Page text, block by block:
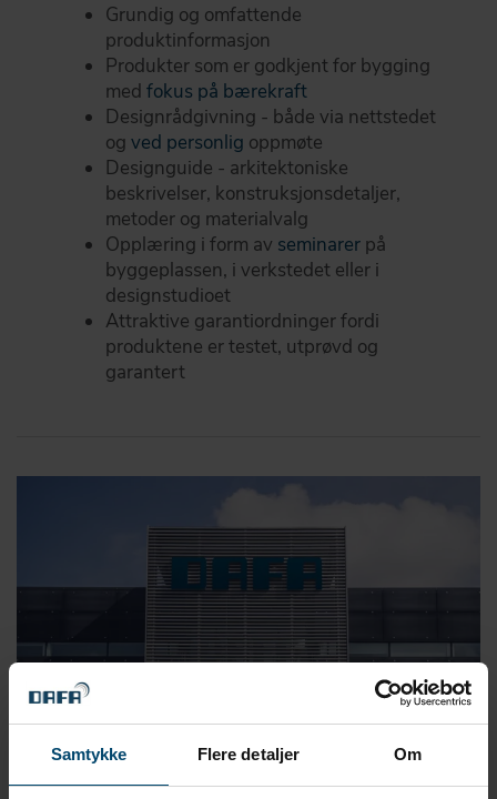
Samtykke Flere detaljer Om
Grundig og omfattende
produktinformasjon
Produkter som er godkjent for bygging
med fokus på bærekraft
Designrådgivning - både via nettstedet
og ved personlig oppmøte
Designguide - arkitektoniske
beskrivelser, konstruksjonsdetaljer,
metoder og materialvalg
Opplæring i form av seminarer på
byggeplassen, i verkstedet eller i
designstudioet
Attraktive garantiordninger fordi
produktene er testet, utprøvd og
garantert